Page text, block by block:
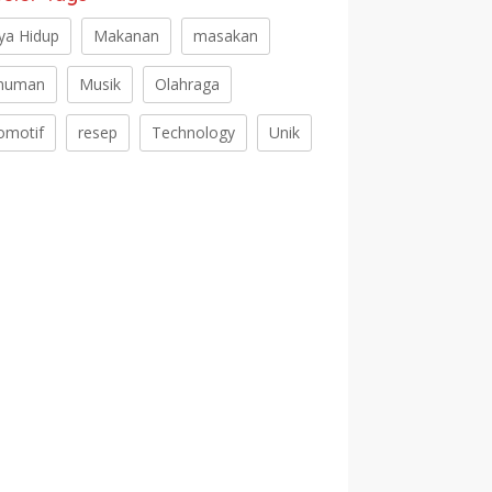
Hidup Makanan masakan
Musik Olahraga
resep Technology Unik